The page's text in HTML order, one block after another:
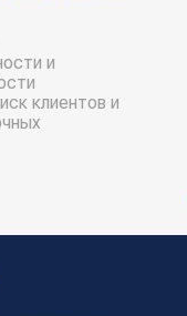
и
клиентов и